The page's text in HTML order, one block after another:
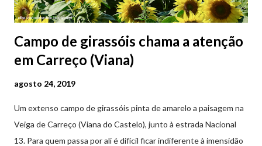
Campo de girassóis chama a atenção
em Carreço (Viana)
agosto 24, 2019
Um extenso campo de girassóis pinta de amarelo a paisagem na
Veiga de Carreço (Viana do Castelo), junto à estrada Nacional
13. Para quem passa por ali é difícil ficar indiferente à imensidão